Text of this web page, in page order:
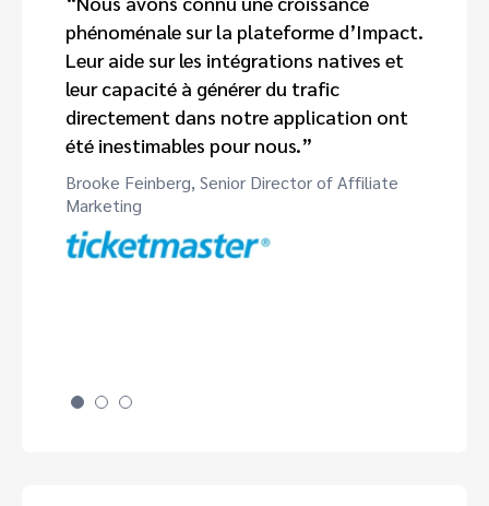
phénoménale sur la plateforme d’Impact.
Leur aide sur les intégrations natives et
leur capacité à générer du trafic
directement dans notre application ont
été inestimables pour nous.”
Brooke Feinberg, Senior Director of Affiliate
Marketing